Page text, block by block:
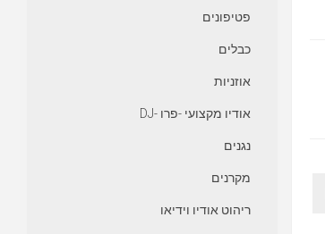
פטיפונים
כבלים
אוזניות
אודיו מקצועי -פרו -DJ
נגנים
מקרנים
ריהוט אודיו וידיאו